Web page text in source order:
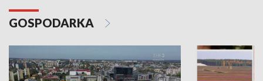
GOSPODARKA